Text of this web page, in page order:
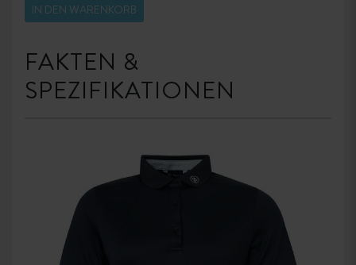
IN DEN WARENKORB
FAKTEN &
SPEZIFIKATIONEN